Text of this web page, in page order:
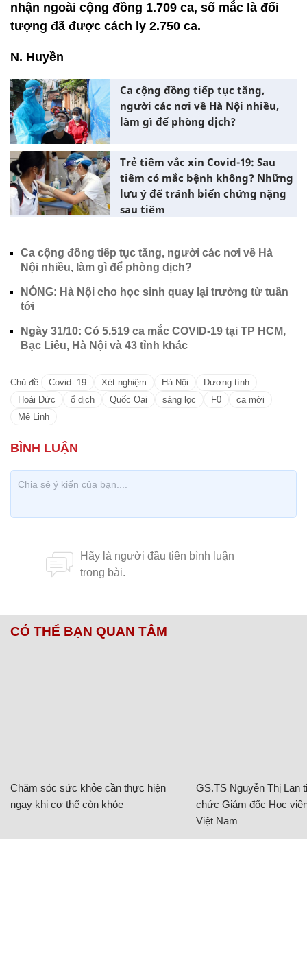
nhận ngoài cộng đồng 1.709 ca, số mắc là đối
tượng đã được cách ly 2.750 ca.
N. Huyền
Ca cộng đồng tiếp tục tăng,
người các nơi về Hà Nội nhiều,
làm gì để phòng dịch?
Trẻ tiêm vắc xin Covid-19: Sau
tiêm có mắc bệnh không? Những
lưu ý để tránh biến chứng nặng
sau tiêm
Ca cộng đồng tiếp tục tăng, người các nơi về Hà
Nội nhiều, làm gì để phòng dịch?
NÓNG: Hà Nội cho học sinh quay lại trường từ tuần
tới
Ngày 31/10: Có 5.519 ca mắc COVID-19 tại TP HCM,
Bạc Liêu, Hà Nội và 43 tỉnh khác
Chủ đề: Covid- 19 Xét nghiệm Hà Nội
Dương tính
Hoài Đức
ổ dịch Quốc Oai sàng lọc F0
ca mới
Mê Linh
CÓ THỂ BẠN QUAN TÂM
Chăm sóc sức khỏe cần thực hiện
ngay khi cơ thể còn khỏe
GS.TS Nguyễn Thị Lan
chức Giám đốc Học
Việt Nam